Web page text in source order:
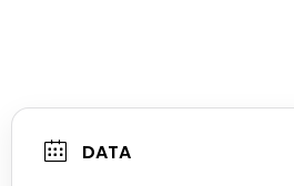
DATA